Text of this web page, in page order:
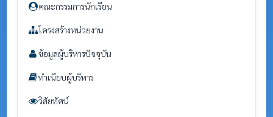
คณะกรรมการนักเรียน
โครงสร้างหน่วยงาน
ข้อมูลผู้บริหารปัจจุบัน
ทำเนียบผู้บริหาร
วิสัยทัศน์